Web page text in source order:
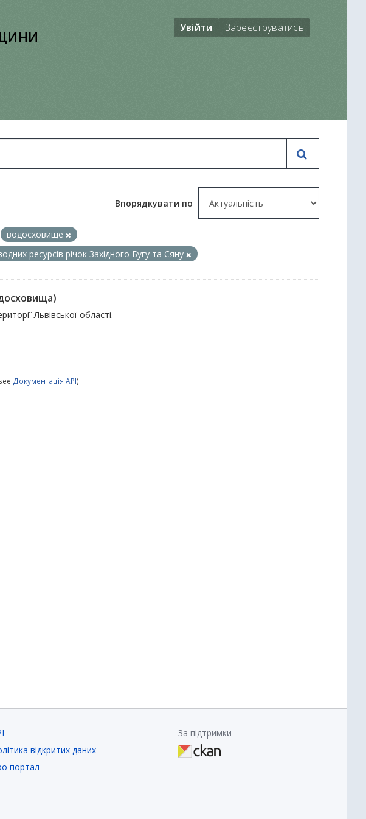
Увійти Зареєструватись
Впорядкувати по
водосховище
ресурсів річок Західного Бугу та Сяну
Львівської області.
Документація API).
відкритих даних
портал
За підтримки